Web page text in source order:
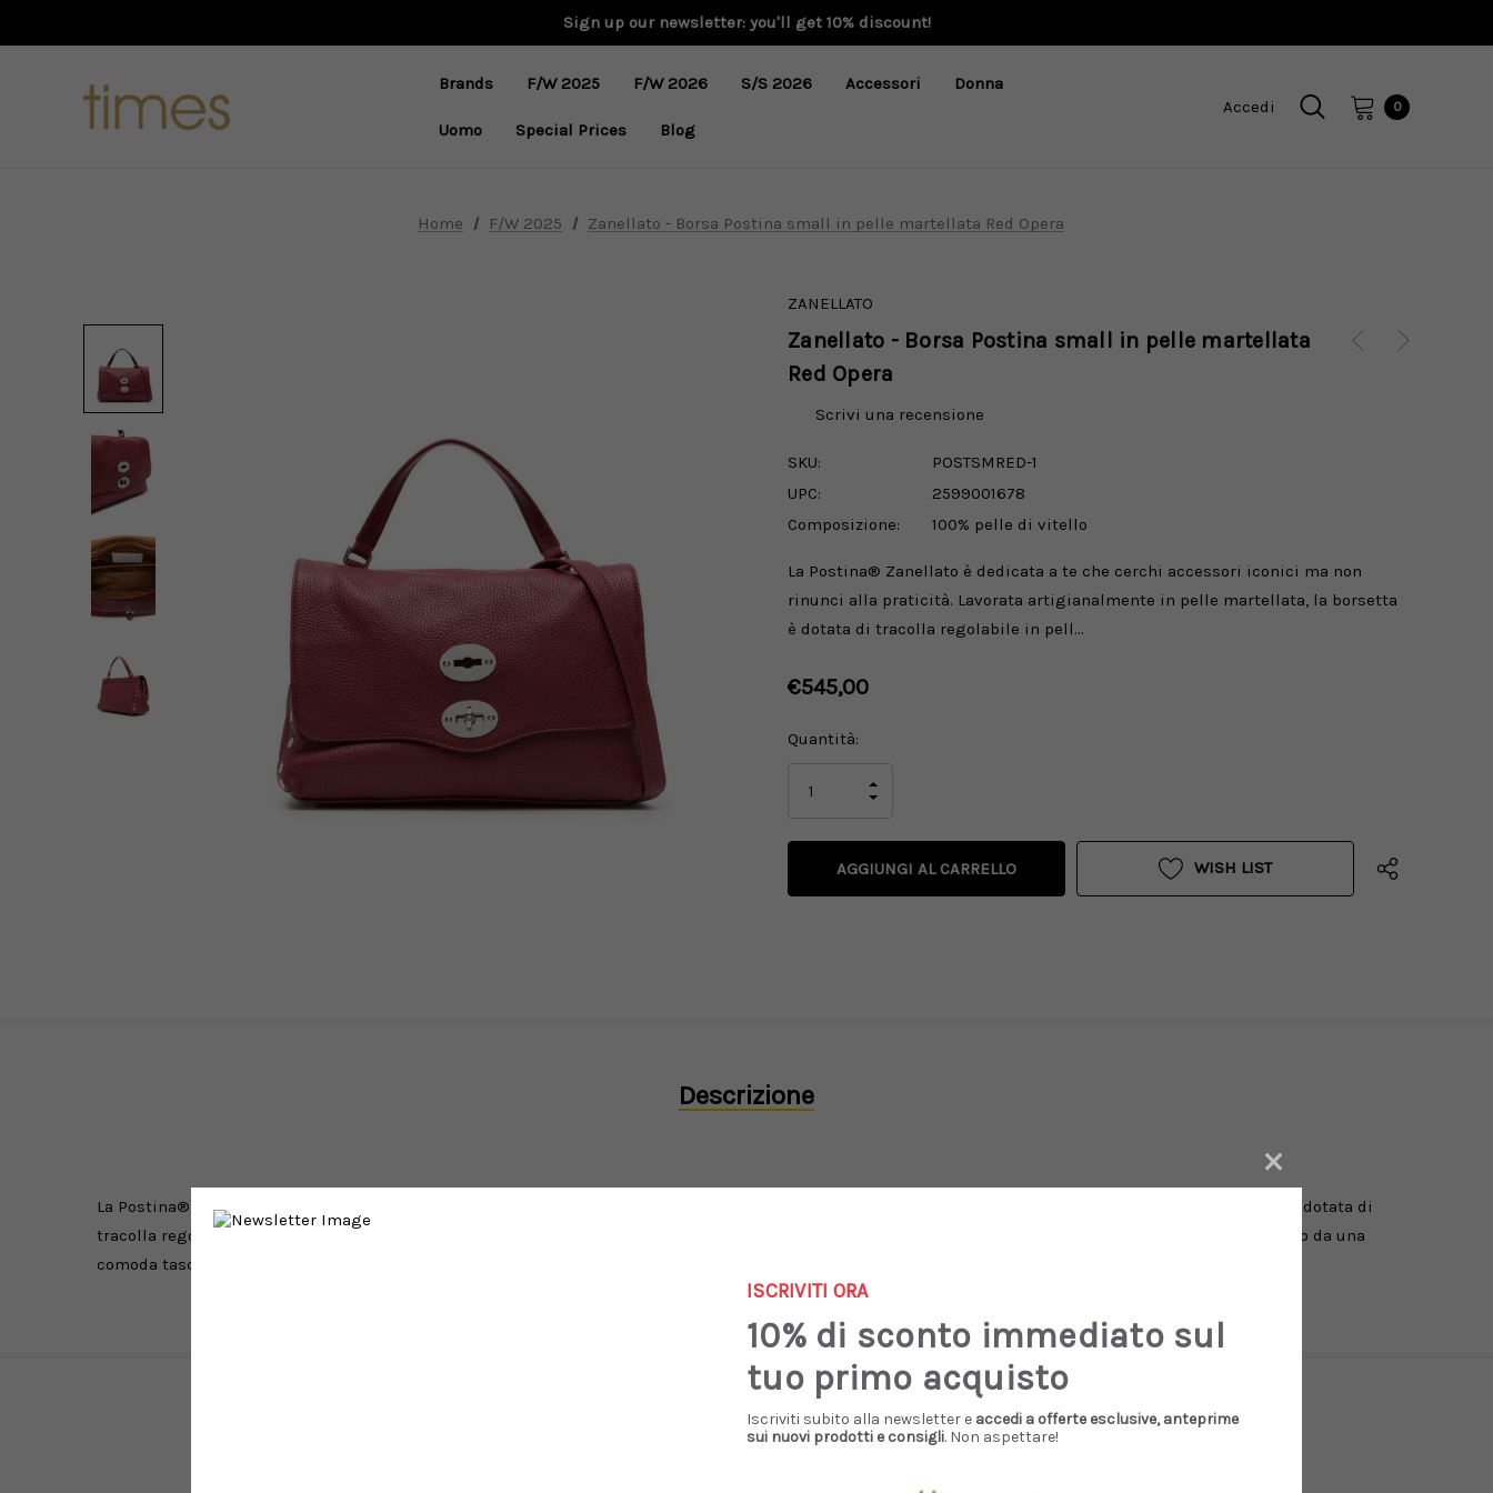
Sign up our newsletter: you'll get 10% discount!
Brands F/W 2025 F/W 2026 S/S 2026 Accessori Donna
Uomo Special Prices Blog
Accedi 0
Home F/W 2025 Zanellato - Borsa Postina small in pelle martellata Red Opera
ZANELLATO
Zanellato - Borsa Postina small in pelle martellata
Red Opera
Scrivi una recensione
SKU:
POSTSMRED-1
UPC:
2599001678
Composizione:
100% pelle di vitello
La Postina® Zanellato è dedicata a te che cerchi accessori iconici ma non
rinunci alla praticità. Lavorata artigianalmente in pelle martellata, la borsetta
è dotata di tracolla regolabile in pell…
€545,00
Disponibilità
Quantità:
QUANTITÀ
UNDEFINED
AUMENTA
DI
WISH LIST
Descrizione
La Postina® Zanellato è dedicata a te che cerchi accessori iconici ma non rinunci alla praticità. Lavorata artigianalmente in pelle martellata, la borsetta è dotata di
tracolla regolabile in pelle che permette di portarla anche a spalla, elegante e versatile in ogni occasione. Il modello è foderato internamente e completato da una
comoda tasca interna, ideale per ritrovare velocemente i tuoi effetti personali.
Prodotti Simili
×
ISCRIVITI ORA
10% di sconto immediato sul
tuo primo acquisto
Iscriviti subito alla newsletter e accedi a offerte esclusive, anteprime
sui nuovi prodotti e consigli. Non aspettare!